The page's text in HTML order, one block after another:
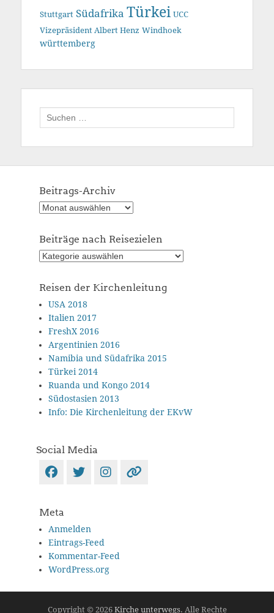
Stuttgart Südafrika Türkei UCC
Vizepräsident Albert Henz Windhoek
württemberg
Suchen
nach:
Beitrags-Archiv
Beitrags-
Beiträge nach Reisezielen
Beiträge
Reisezielen
Reisen der Kirchenleitung
USA 2018
Italien 2017
FreshX 2016
Argentinien 2016
Namibia und Südafrika 2015
Türkei 2014
Ruanda und Kongo 2014
Südostasien 2013
Info: Die Kirchenleitung der EKvW
Social Media
Facebook
Twitter
Instagram
Meta
Anmelden
Eintrags-Feed
Kommentar-Feed
WordPress.org
Copyright © 2026 Kirche unterwegs. Alle Rechte